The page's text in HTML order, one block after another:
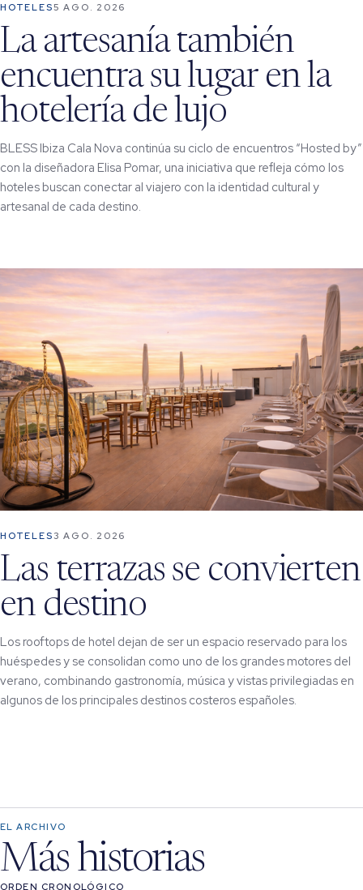
HOTELES5 AGO. 2026
La artesanía también
encuentra su lugar en la
hotelería de lujo
BLESS Ibiza Cala Nova continúa su ciclo de encuentros “Hosted by”
con la diseñadora Elisa Pomar, una iniciativa que refleja cómo los
hoteles buscan conectar al viajero con la identidad cultural y
artesanal de cada destino.
HOTELES3 AGO. 2026
Las terrazas se convierten
en destino
Los rooftops de hotel dejan de ser un espacio reservado para los
huéspedes y se consolidan como uno de los grandes motores del
verano, combinando gastronomía, música y vistas privilegiadas en
algunos de los principales destinos costeros españoles.
EL ARCHIVO
Más historias
ORDEN CRONOLÓGICO